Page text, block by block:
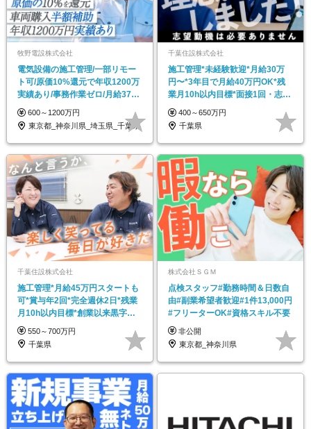
牧野電設株式会社
電気設備の施工管理/一部リモー
ト可/原価10%還元で年収1200万
実績あり/事務作業ゼロ/月給37万
円～
600～1200万円
東京都_神奈川県_埼玉県_千葉県
千葉住設株式会社
施工管理*未経験歓迎*月給30万
円〜*3年目で月給40万円OK*残
業月10h以内目標*面接1回・志望
動機不問
400～650万円
千葉県
千葉住設株式会社
施工管理*月給45万円スタートも
可*賞与年2回*完全週休2日*残業
月10h以内目標*創業以来黒字経
営【千葉】
550～700万円
千葉県
株式会社ＳＧＭ
点検スタッフ#勤務時間＆日数自
由#副業希望者歓迎#1件13,000円
#フリーターOK#資格スキル不要
非公開
東京都_神奈川県